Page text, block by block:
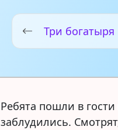
Три богатыря
Ребята пошли в
заблудились.